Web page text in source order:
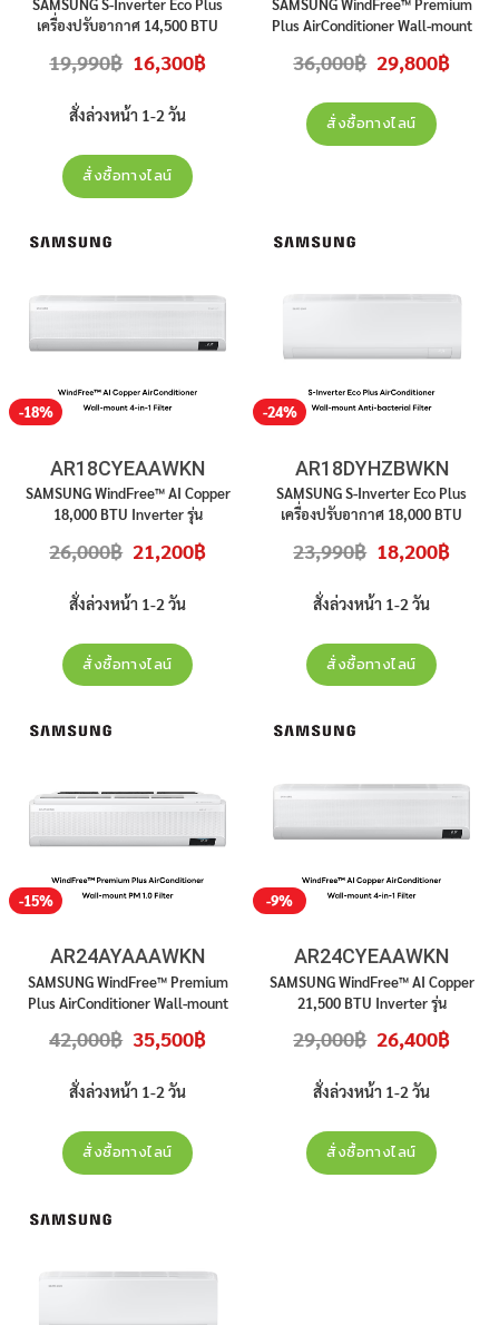
SAMSUNG S-Inverter Eco Plus
เครื่องปรับอากาศ 14,500 BTU
ใหม่ ประกันศูนย์ ราคาไม่รวมติดตั้ง
19,990฿ Original
price
19,990฿.
16,300฿Current
price
สั่งล่วงหน้า 1-2 วัน
สั่งซื้อทางไลน์
SAMSUNG WindFree™ Premium
Plus AirConditioner Wall-mount
INVERTER รุ่น AR18AYAAAWKN
36,000฿ Original
price
36,000฿.
29,800฿price
สั่งซื้อทางไลน์
-18%
AR18CYEAAWKN
SAMSUNG WindFree™ AI Copper
18,000 BTU Inverter รุ่น
ศูนย์ ราคาไม่รวมติดตั้ง
26,000฿ Original
price
26,000฿.
21,200฿Current
price
สั่งล่วงหน้า 1-2 วัน
สั่งซื้อทางไลน์
-24%
AR18DYHZBWKN
SAMSUNG S-Inverter Eco Plus
เครื่องปรับอากาศ 18,000 BTU
ใหม่ ประกันศูนย์ ราคาไม่รวมติดตั้ง
23,990฿ Original
price
23,990฿.
18,200฿price
สั่งล่วงหน้า 1-2 วัน
สั่งซื้อทางไลน์
-15%
AR24AYAAAWKN
SAMSUNG WindFree™ Premium
Plus AirConditioner Wall-mount
INVERTER รุ่น AR24AYAAAWKN
ตั้ง
42,000฿ Original
price
42,000฿.
35,500฿Current
price
สั่งล่วงหน้า 1-2 วัน
สั่งซื้อทางไลน์
-9%
AR24CYEAAWKN
SAMSUNG WindFree™ AI Copper
21,500 BTU Inverter รุ่น
ศูนย์ ราคาไม่รวมติดตั้ง
29,000฿ Original
price
29,000฿.
26,400฿price
สั่งล่วงหน้า 1-2 วัน
สั่งซื้อทางไลน์